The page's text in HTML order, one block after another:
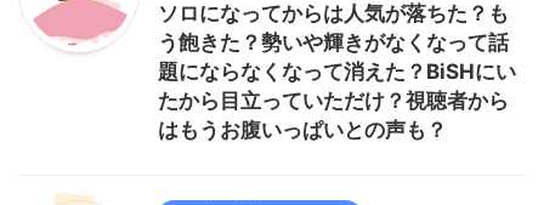
ソロになってからは人気が落ちた？も
う飽きた？勢いや輝きがなくなって話
題にならなくなって消えた？BiSHにい
たから目立っていただけ？視聴者から
はもうお腹いっぱいとの声も？